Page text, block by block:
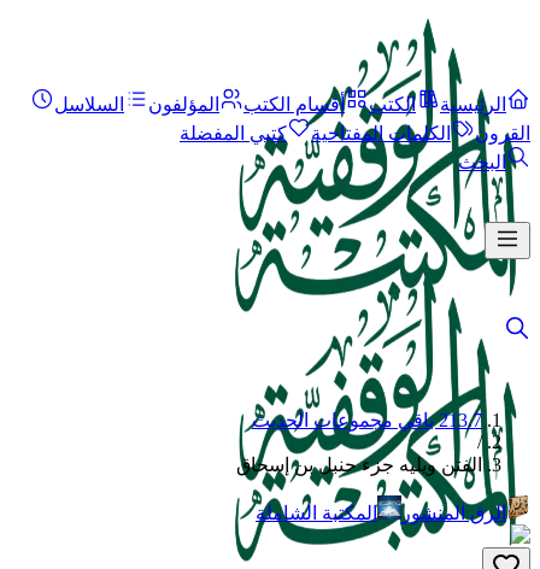
الرئيسية الكتب أقسام الكتب المؤلفون
السلاسل
القرون
الكلمات المفتاحية
كتبي المفضلة
البحث
213.7 باقي مجموعات الحديث
/
الفتن ويليه جزء حنبل بن إسحاق
الرق المنشور المكتبة الشاملة